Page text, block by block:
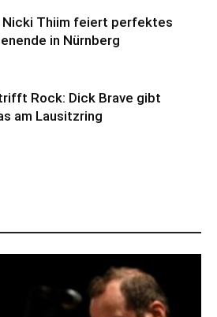
Nicki Thiim feiert perfektes
in Nürnberg
Rock: Dick Brave gibt
am Lausitzring